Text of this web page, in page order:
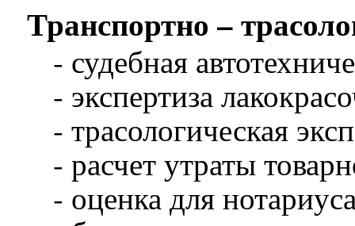
Транспортно –
- судебная
- экспертиза
- трасологическая
- расчет утраты
- оценка для